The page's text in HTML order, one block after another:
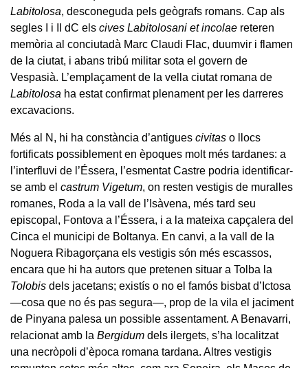
Labitolosa, desconeguda pels geògrafs romans. Cap als
segles I i II dC els cives Labitolosani et incolae reteren
memòria al conciutadà Marc Claudi Flac, duumvir i flamen
de la ciutat, i abans tribú militar sota el govern de
Vespasià. L’emplaçament de la vella ciutat romana de
Labitolosa ha estat confirmat plenament per les darreres
excavacions.
Més al N, hi ha constància d’antigues civitas o llocs
fortificats possiblement en èpoques molt més tardanes: a
l’interfluvi de l’Éssera, l’esmentat Castre podria identificar-
se amb el castrum Vigetum, on resten vestigis de muralles
romanes, Roda a la vall de l’Isàvena, més tard seu
episcopal, Fontova a l’Éssera, i a la mateixa capçalera del
Cinca el municipi de Boltanya. En canvi, a la vall de la
Noguera Ribagorçana els vestigis són més escassos,
encara que hi ha autors que pretenen situar a Tolba la
Tolobis dels jacetans; existís o no el famós bisbat d’Ictosa
—cosa que no és pas segura—, prop de la vila el jaciment
de Pinyana palesa un possible assentament. A Benavarri,
relacionat amb la Bergidum dels ilergets, s’ha localitzat
una necròpoli d’època romana tardana. Altres vestigis